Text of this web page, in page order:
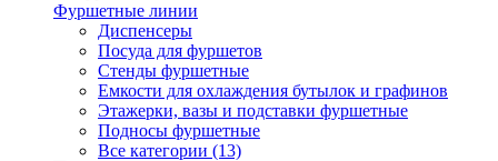
Фуршетные линии
Диспенсеры
Посуда для фуршетов
Стенды фуршетные
Емкости для охлаждения бутылок и графинов
Этажерки, вазы и подставки фуршетные
Подносы фуршетные
Все категории (13)